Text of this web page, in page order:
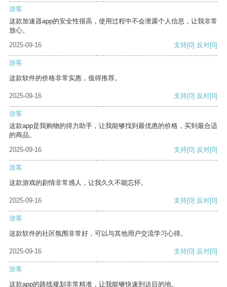
游客
这款加速器app的安全性很高，使用过程中不会泄露个人信息，让我非常
放心。
2025-09-16
支持[0] 反对[0]
游客
这款软件的价格非常实惠，值得推荐。
2025-09-16 支持[0] 反对[0]
游客
这款app是我购物的得力助手，让我能够找到最优惠的价格，买到最合适
的商品。
2025-09-16
支持[0] 反对[0]
游客
这款游戏的剧情非常感人，让我久久不能忘怀。
2025-09-16 支持[0] 反对[0]
游客
这款软件的社区氛围非常好，可以与其他用户交流学习心得。
2025-09-16 支持[0] 反对[0]
游客
这款app的路线规划非常精准，让我能够快速到达目的地。